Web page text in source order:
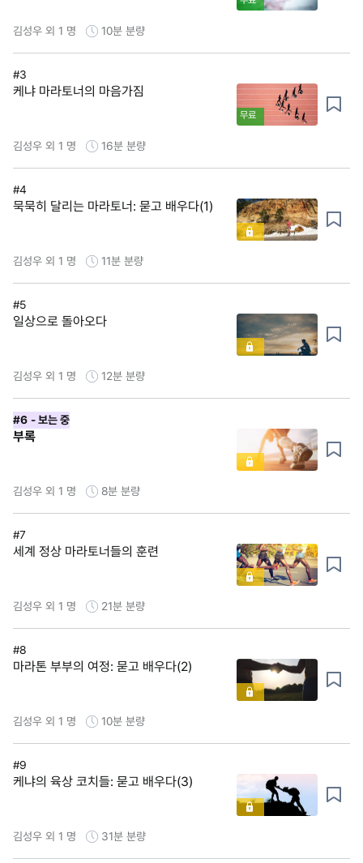
김성우 외 1 명 10분 분량
#3
케냐 마라토너의 마음가짐
무료
김성우 외 1 명 16분 분량
#4
묵묵히 달리는 마라토너: 묻고 배우다(1)
김성우 외 1 명 11분 분량
#5
일상으로 돌아오다
김성우 외 1 명 12분 분량
#6 - 보는 중
부록
김성우 외 1 명 8분 분량
#7
세계 정상 마라토너들의 훈련
김성우 외 1 명 21분 분량
#8
마라톤 부부의 여정: 묻고 배우다(2)
김성우 외 1 명 10분 분량
#9
케냐의 육상 코치들: 묻고 배우다(3)
김성우 외 1 명 31분 분량